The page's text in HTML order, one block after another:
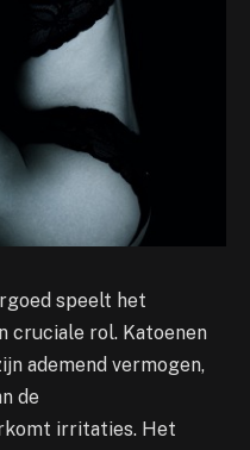
speelt het
cruciale rol. Katoenen
ademend vermogen,
de
irritaties. Het